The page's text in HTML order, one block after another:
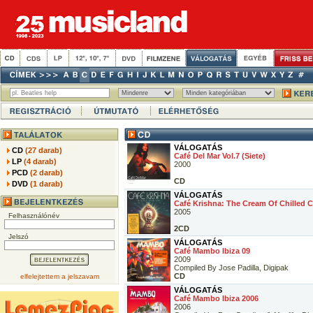
CD(27 darab)
LP(4 darab)
PCD(2 darab)
DVD(1 darab)
Felhasználónév
Jelszó
elfelejtettem a jelszavam
VÁLOGATÁS
Café Del Mar Vol.7 (Siete)
2000
CD
VÁLOGATÁS
Café Krishna: The Cream Of Chilled
2005
2CD
VÁLOGATÁS
Café Mambo Ibiza 09
2009
Compiled By Jose Padilla, Digipak
CD
VÁLOGATÁS
Café Mambo Ibiza 2006
2006